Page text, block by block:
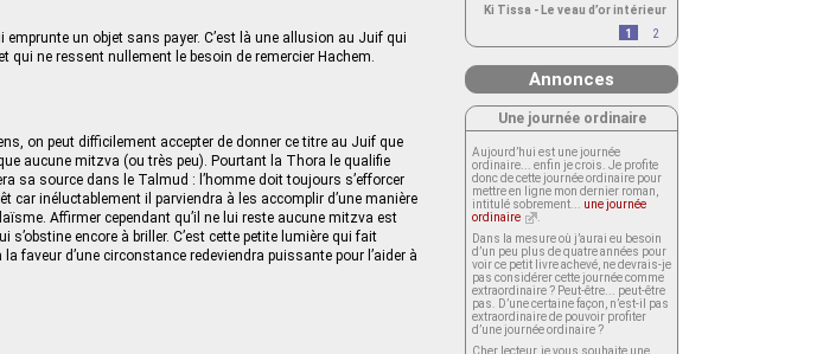
un objet sans payer. C’est là une allusion au Juif qui
qui ne ressent nullement le besoin de remercier Hachem.
on peut difficilement accepter de donner ce titre au Juif que
aucune mitzva (ou très peu). Pourtant la Thora le qualifie
sa source dans le Talmud : l’homme doit toujours s’efforcer
car inéluctablement il parviendra à les accomplir d’une manière
Affirmer cependant qu’il ne lui reste aucune mitzva est
encore à briller. C’est cette petite lumière qui fait
faveur d’une circonstance redeviendra puissante pour l’aider à
Ki Tissa - Le veau d’or intérieur
1
2
Annonces
Une journée ordinaire
Aujourd’hui est une journée
ordinaire... enfin je crois. Je profite
donc de cette journée ordinaire pour
mettre en ligne mon dernier roman,
intitulé sobrement... une journée
ordinaire
Dans la mesure où j’aurai eu besoin
d’un peu plus de quatre années pour
voir ce petit livre achevé, ne devrais-je
pas considérer cette journée comme
extraordinaire ? Peut-être... peut-être
pas. D’une certaine façon, n’est-il pas
extraordinaire de pouvoir profiter
d’une journée ordinaire ?
Cher lecteur, je vous souhaite une